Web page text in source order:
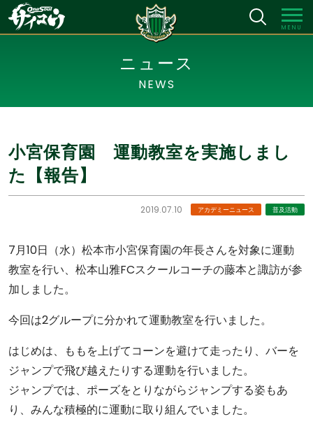
MENU
ニュース
NEWS
小宮保育園 運動教室を実施しまし
た【報告】
2019.07.10 アカデミーニュース 普及活動
7月10日（水）松本市小宮保育園の年長さんを対象に運動
教室を行い、松本山雅FCスクールコーチの藤本と諏訪が参
加しました。
今回は2グループに分かれて運動教室を行いました。
はじめは、ももを上げてコーンを避けて走ったり、バーを
ジャンプで飛び越えたりする運動を行いました。
ジャンプでは、ポーズをとりながらジャンプする姿もあ
り、みんな積極的に運動に取り組んでいました。